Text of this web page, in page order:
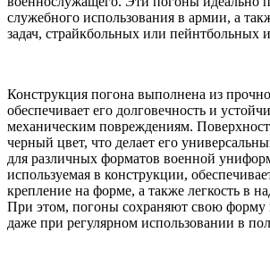
служебного использования в армии, а
задач, страйкбольных или пейнтбольных
Конструкция погона выполнена из
обеспечивает его долговечность и
механическим повреждениям.
черный цвет, что делает его
для различных форматов военной
используемая в конструкции,
крепление на форме, а также легкость в
При этом, погоны сохраняют свою
даже при регулярном использовании в